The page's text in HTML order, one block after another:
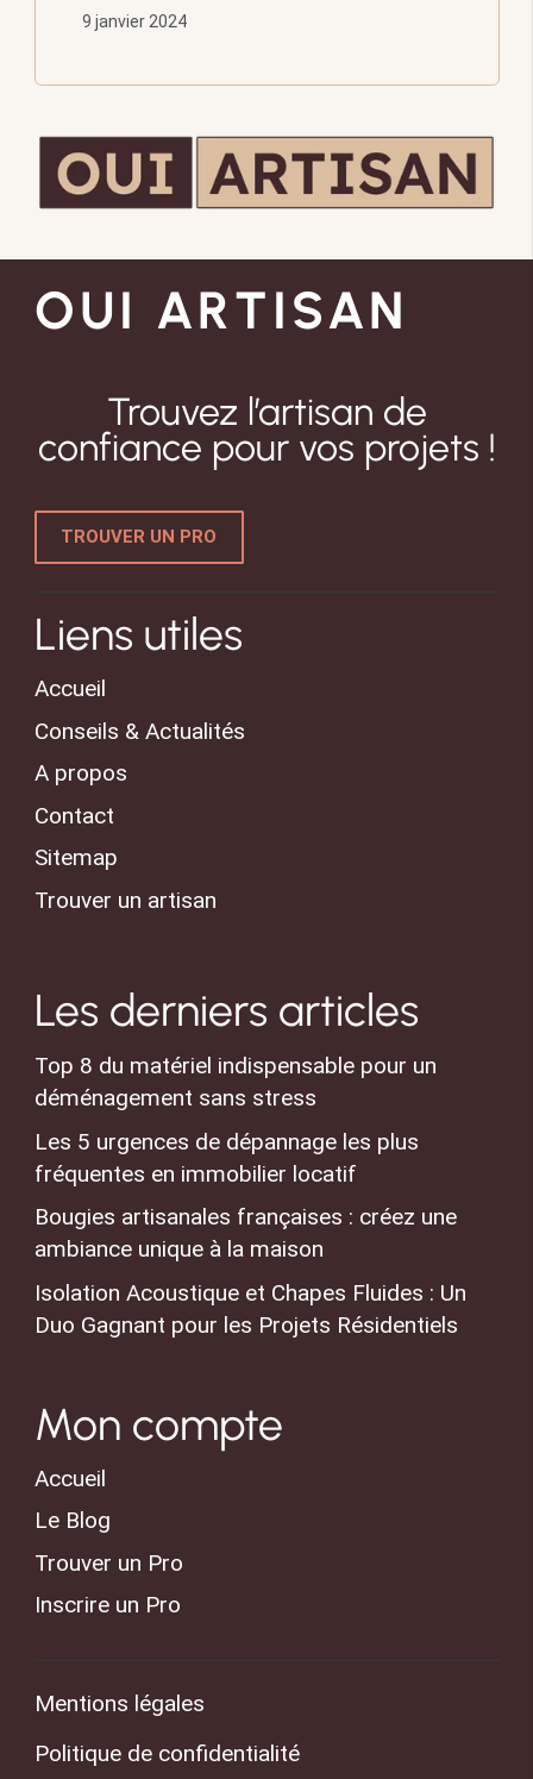
9 janvier 2024
OUI ARTISAN
Trouvez l’artisan de
confiance pour vos projets !
TROUVER UN PRO
Liens utiles
Accueil
Conseils & Actualités
A propos
Contact
Sitemap
Trouver un artisan
Les derniers articles
Top 8 du matériel indispensable pour un
déménagement sans stress
Les 5 urgences de dépannage les plus
fréquentes en immobilier locatif
Bougies artisanales françaises : créez une
ambiance unique à la maison
Isolation Acoustique et Chapes Fluides : Un
Duo Gagnant pour les Projets Résidentiels
Mon compte
Accueil
Le Blog
Trouver un Pro
Inscrire un Pro
Mentions légales
Politique de confidentialité